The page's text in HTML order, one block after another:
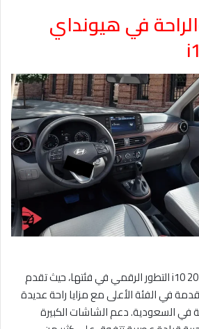
في هيونداي
تواكب هيونداي جراند i10 2026 التطور الرقمي في فئتها، حيث تقدم
في الفئة الأعلى مع مزايا راحة عديدة
في السعودية. دعم الشاشات الكبيرة